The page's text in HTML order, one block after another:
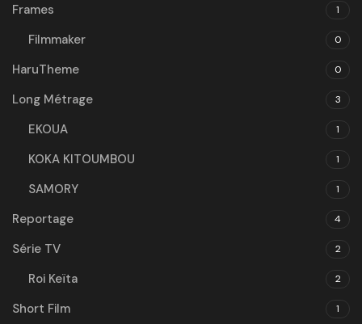
Frames 1
Filmmaker 0
HaruTheme 0
Long Métrage 3
EKOUA 1
KOKA KITOUMBOU 1
SAMORY 1
Reportage 4
Série TV 2
Roi Keïta 2
Short Film 1